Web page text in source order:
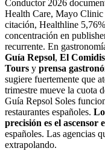
Conductor 2026
Health Care, Mayo Clinic
citación, Healthline
concentración en
recurrente. En
Guía Repsol, El
Tours y prensa
sugiere fuertemente que
trimestre mueve la cuota
Guía Repsol Soles
restaurantes españoles.
precisión es el ascensor
españoles. Las agencias
extrapolando.